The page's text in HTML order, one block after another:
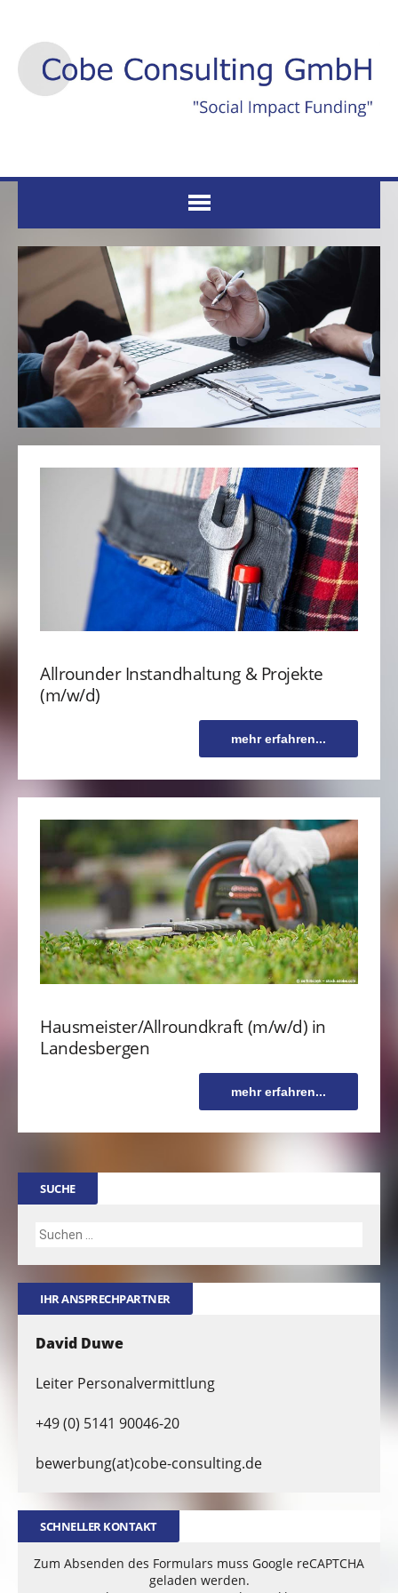
Allrounder Instandhaltung & Projekte
(m/w/d)
mehr erfahren...
Hausmeister/Allroundkraft (m/w/d) in
Landesbergen
mehr erfahren...
SUCHE
IHR ANSPRECHPARTNER
David Duwe
Leiter Personalvermittlung
+49 (0) 5141 90046-20
bewerbung(at)cobe-consulting.de
SCHNELLER KONTAKT
Zum Absenden des Formulars muss Google reCAPTCHA
geladen werden.